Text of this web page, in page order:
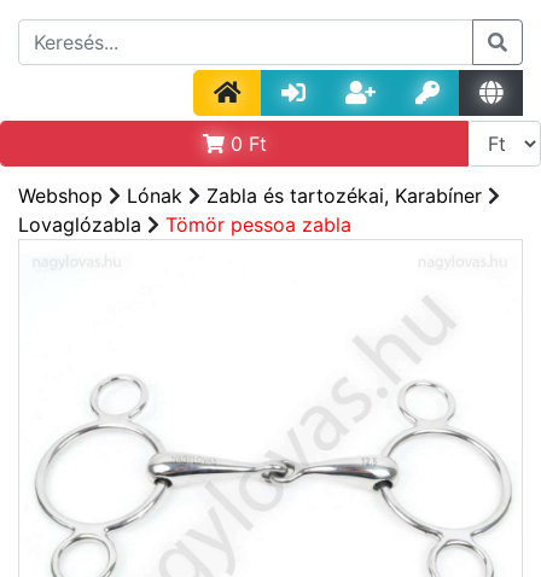
0 Ft
Webshop Lónak
Zabla és tartozékai, Karabíner
Lovaglózabla
Tömör pessoa zabla